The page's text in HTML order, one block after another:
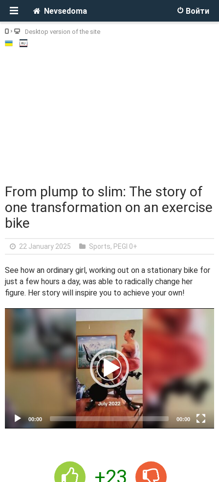
Войти
Nevsedoma
Desktop version of the site
From plump to slim: The story of
one transformation on an exercise
bike
22 January 2025 Sports, PEGI 0+
See how an ordinary girl, working out on a stationary bike for
just a few hours a day, was able to radically change her
figure. Her story will inspire you to achieve your own!
P
e
r
00:00 00:00
+23